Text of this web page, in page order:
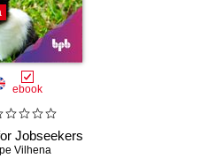
ebook
Jobseekers
Vilhena